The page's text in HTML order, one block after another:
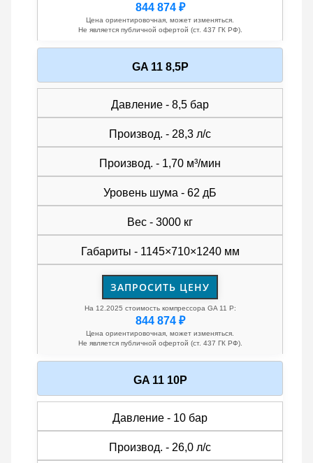
844 874 ₽
Цена ориентировочная, может изменяться.
Не является публичной офертой (ст. 437 ГК РФ).
GA 11 8,5P
Давление - 8,5 бар
Производ. - 28,3 л/с
Производ. - 1,70 м³/мин
Уровень шума - 62 дБ
Вес - 3000 кг
Габариты - 1145×710×1240 мм
ЗАПРОСИТЬ ЦЕНУ
На 12.2025 стоимость компрессора GA 11 P:
844 874 ₽
Цена ориентировочная, может изменяться.
Не является публичной офертой (ст. 437 ГК РФ).
GA 11 10P
Давление - 10 бар
Производ. - 26,0 л/с